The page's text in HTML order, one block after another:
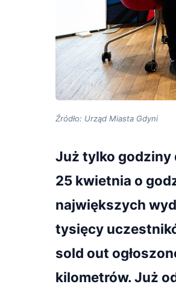
Źródło: Urząd Miasta Gdyni
Już tylko godziny
25 kwietnia o
największych
tysięcy
sold out
kilometrów. Już